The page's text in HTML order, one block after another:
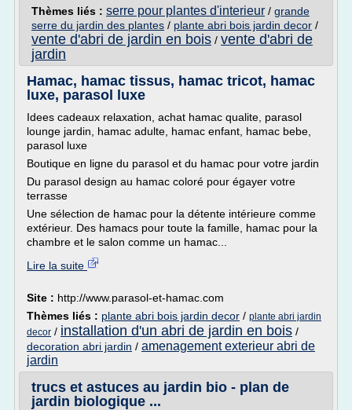
Thèmes liés : serre pour plantes d'interieur / grande
serre du jardin des plantes / plante abri bois jardin decor /
vente d'abri de jardin en bois / vente d'abri de
jardin
Hamac, hamac tissus, hamac tricot, hamac
luxe, parasol luxe
Idees cadeaux relaxation, achat hamac qualite, parasol
lounge jardin, hamac adulte, hamac enfant, hamac bebe,
parasol luxe
Boutique en ligne du parasol et du hamac pour votre jardin
Du parasol design au hamac coloré pour égayer votre
terrasse
Une sélection de hamac pour la détente intérieure comme
extérieur. Des hamacs pour toute la famille, hamac pour la
chambre et le salon comme un hamac...
Lire la suite
Site : http://www.parasol-et-hamac.com
Thèmes liés : plante abri bois jardin decor / plante abri jardin
decor / installation d'un abri de jardin en bois /
decoration abri jardin / amenagement exterieur abri de
jardin
trucs et astuces au jardin bio - plan de
jardin biologique ...